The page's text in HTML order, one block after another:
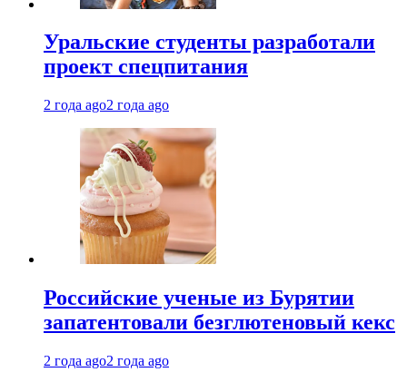
Уральские студенты разработали
проект спецпитания
2 года ago2 года ago
Российские ученые из Бурятии
запатентовали безглютеновый кекс
2 года ago2 года ago